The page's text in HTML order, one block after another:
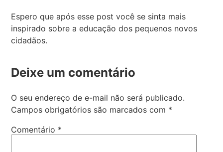
Espero que após esse post você se sinta mais
inspirado sobre a educação dos pequenos novos
cidadãos.
Deixe um comentário
O seu endereço de e-mail não será publicado.
Campos obrigatórios são marcados com *
Comentário *